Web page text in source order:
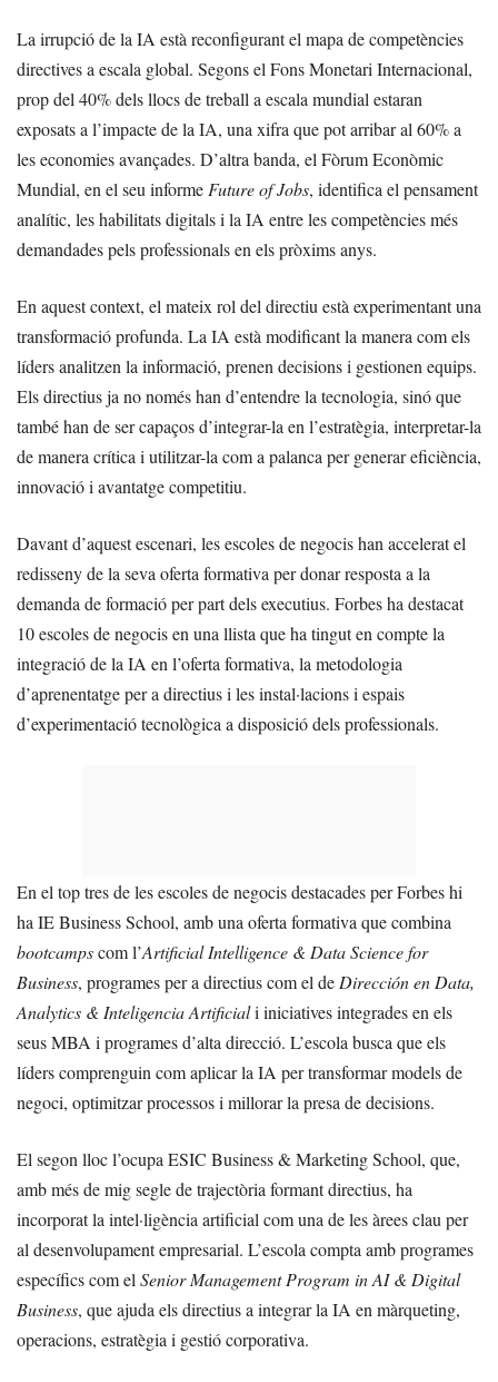
La irrupció de la IA està reconfigurant el mapa de competències
directives a escala global. Segons el Fons Monetari Internacional,
prop del 40% dels llocs de treball a escala mundial estaran
exposats a l’impacte de la IA, una xifra que pot arribar al 60% a
les economies avançades. D’altra banda, el Fòrum Econòmic
Mundial, en el seu informe Future of Jobs, identifica el pensament
analític, les habilitats digitals i la IA entre les competències més
demandades pels professionals en els pròxims anys.
En aquest context, el mateix rol del directiu està experimentant una
transformació profunda. La IA està modificant la manera com els
líders analitzen la informació, prenen decisions i gestionen equips.
Els directius ja no només han d’entendre la tecnologia, sinó que
també han de ser capaços d’integrar-la en l’estratègia, interpretar-la
de manera crítica i utilitzar-la com a palanca per generar eficiència,
innovació i avantatge competitiu.
Davant d’aquest escenari, les escoles de negocis han accelerat el
redisseny de la seva oferta formativa per donar resposta a la
demanda de formació per part dels executius. Forbes ha destacat
10 escoles de negocis en una llista que ha tingut en compte la
integració de la IA en l’oferta formativa, la metodologia
d’aprenentatge per a directius i les instal·lacions i espais
d’experimentació tecnològica a disposició dels professionals.
En el top tres de les escoles de negocis destacades per Forbes hi
ha IE Business School, amb una oferta formativa que combina
bootcampscom l’Artificial Intelligence & Data Science for
Business, programes per a directius com el de Dirección en Data,
Analytics & Inteligencia Artificiali iniciatives integrades en els
seus MBA i programes d’alta direcció. L’escola busca que els
líders comprenguin com aplicar la IA per transformar models de
negoci, optimitzar processos i millorar la presa de decisions.
El segon lloc l’ocupa ESIC Business & Marketing School, que,
amb més de mig segle de trajectòria formant directius, ha
incorporat la intel·ligència artificial com una de les àrees clau per
al desenvolupament empresarial. L’escola compta amb programes
específics com el Senior Management Program in AI & Digital
Business, que ajuda els directius a integrar la IA en màrqueting,
operacions, estratègia i gestió corporativa.